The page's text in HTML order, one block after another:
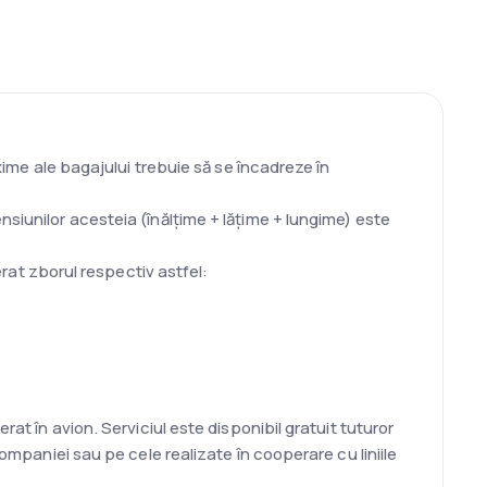
ale bagajului trebuie să se încadreze în
acesteia (înălţime + lăţime + lungime) este
zborul respectiv astfel:
în avion. Serviciul este disponibil gratuit tuturor
sau pe cele realizate în cooperare cu liniile